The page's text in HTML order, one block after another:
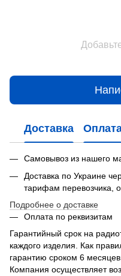
Доставка
Самовывоз из нашего
Доставка по Украине
тарифам перевозчика,
Подробнее о доставке
Оплата по реквизитам
Гарантийный срок на
каждого изделия. Как
гарантию сроком 6
Компания осуществляет